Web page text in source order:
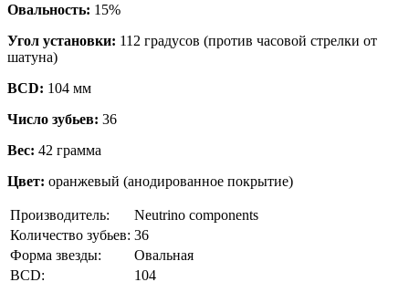
Овальность: 15%
Угол установки: 112 градусов (против часовой стрелки от
шатуна)
BCD: 104 мм
Число зубьев: 36
Вес: 42 грамма
Цвет: оранжевый (анодированное покрытие)
Производитель:
Neutrino components
Количество зубьев: 36
Форма звезды:
Овальная
BCD:
104